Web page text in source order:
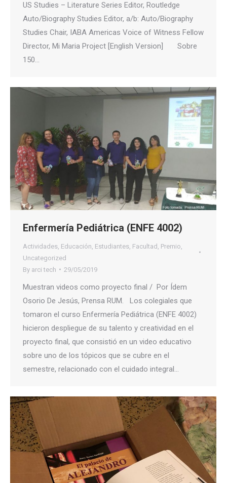
US Studies – Literature Series Editor, Routledge
Auto/Biography Studies Editor, a/b: Auto/Biography
Studies Chair, IABA Americas Voice of Witness Fellow
Director, Mi Maria Project [English Version] Sobre
150…
Enfermería Pediátrica (ENFE 4002)
Actividades Educación Estudiantes Facultad Premio
Uncategorized
By arci tech 29/05/2019
Muestran videos como proyecto final / Por Ídem
Osorio De Jesús, Prensa RUM. Los colegiales que
tomaron el curso Enfermería Pediátrica (ENFE 4002)
hicieron despliegue de su talento y creatividad en el
proyecto final, que consistió en un video educativo
sobre uno de los tópicos que se cubre en el
semestre, relacionado con el cuidado integral…